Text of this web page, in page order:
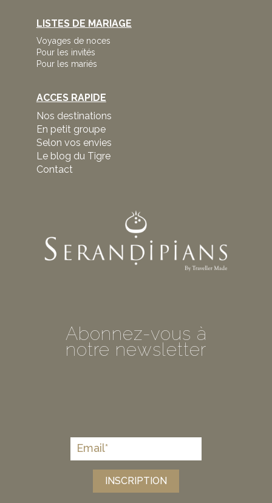
LISTES DE MARIAGE
Voyages de noces
Pour les invités
Pour les mariés
ACCES RAPIDE
Nos destinations
En petit groupe
Selon vos envies
Le blog du Tigre
Contact
Abonnez-vous à
notre newsletter
INSCRIPTION